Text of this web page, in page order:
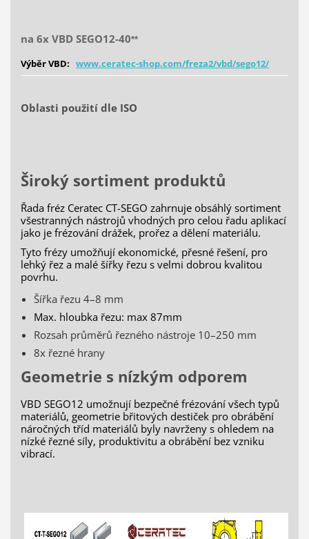
na 6x VBD SEGO12-40**
Výběr VBD: www.ceratec-shop.com/freza2/vbd/sego12/
Oblasti použití dle ISO
Široký sortiment produktů
Řada fréz Ceratec CT-SEGO zahrnuje obsáhlý sortiment
všestranných nástrojů vhodných pro celou řadu aplikací
jako je frézování drážek, prořez a dělení materiálu.
Tyto frézy umožňují ekonomické, přesné řešení, pro
lehký řez a malé šířky řezu s velmi dobrou kvalitou
povrhu.
Šířka řezu 4–8 mm
Max. hloubka řezu: max 87mm
Rozsah průměrů řezného nástroje 10–250 mm
8x řezné hrany
Geometrie s nízkým odporem
VBD SEGO12 umožnují bezpečné frézování všech typů
materiálů, geometrie břitových destiček pro obrábění
náročných tříd materiálů byly navrženy s ohledem na
nízké řezné síly, produktivitu a obrábění bez vzniku
vibrací.